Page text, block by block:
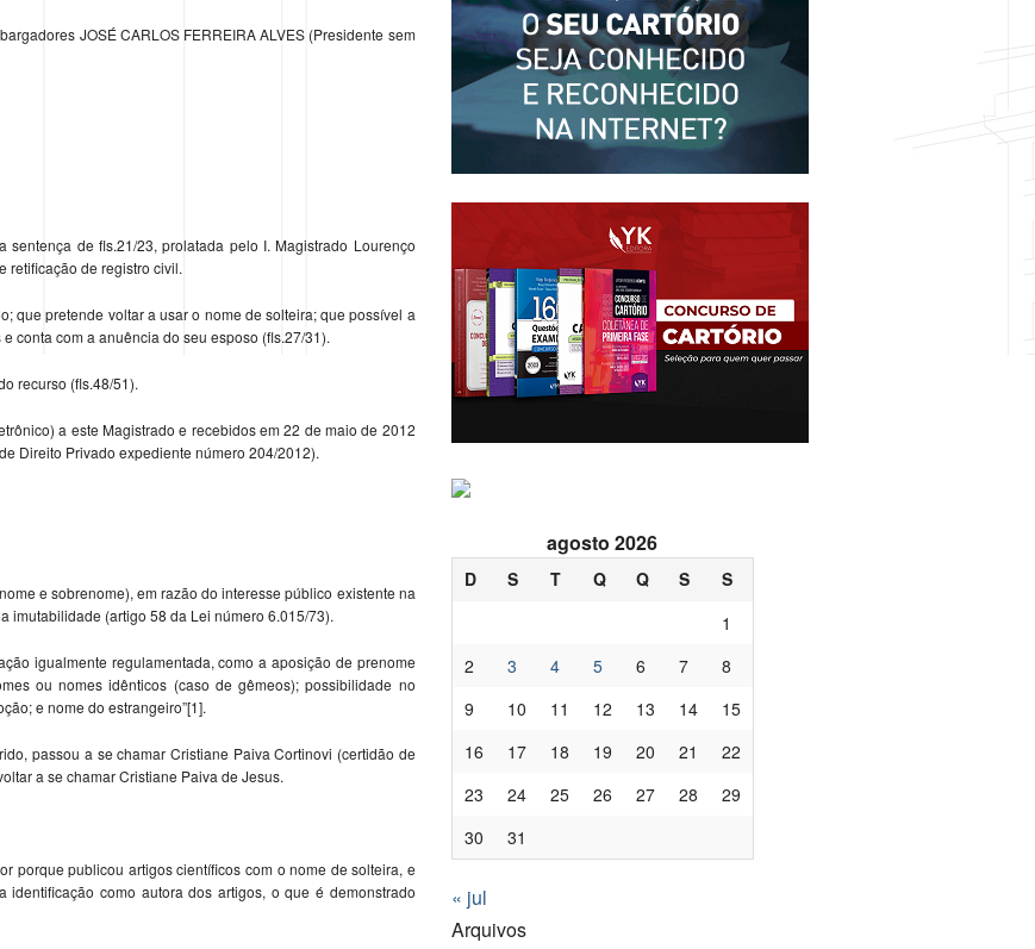
JOSÉ CARLOS FERREIRA ALVES (Presidente sem
de fls.21/23, prolatada pelo I. Magistrado Lourenço
retificação de registro civil.
que pretende voltar a usar o nome de solteira; que possível a
conta com a anuência do seu esposo (fls.27/31).
recurso (fls.48/51).
a este Magistrado e recebidos em 22 de maio de 2012
Direito Privado expediente número 204/2012).
e sobrenome), em razão do interesse público existente na
imutabilidade (artigo 58 da Lei número 6.015/73).
igualmente regulamentada, como a aposição de prenome
ou nomes idênticos (caso de gêmeos); possibilidade no
e nome do estrangeiro”[1].
passou a se chamar Cristiane Paiva Cortinovi (certidão de
a se chamar Cristiane Paiva de Jesus.
porque publicou artigos científicos com o nome de solteira, e
como autora dos artigos, o que é demonstrado
agosto 2026
D S T Q Q S
S
1
2
3 4 5 6 7
8
9
10 11 12 13 14
15
16
17 18 19 20 21
22
23
24 25 26 27 28
29
30
31
« jul
Arquivos